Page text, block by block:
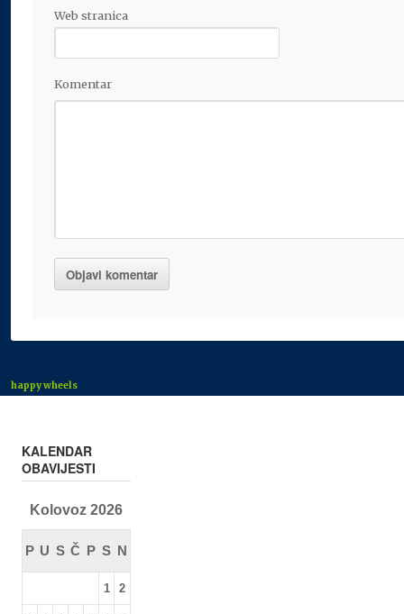
Web stranica
Komentar
happy wheels
KALENDAR
OBAVIJESTI
Kolovoz 2026
P U S Č P S N
1 2